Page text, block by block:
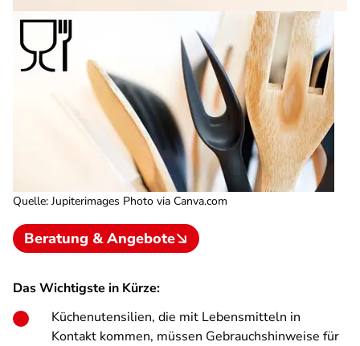
Quelle: Jupiterimages Photo via Canva.com
Beratung & Angebote
Das Wichtigste in Kürze:
Küchenutensilien, die mit Lebensmitteln in
Kontakt kommen, müssen Gebrauchshinweise für